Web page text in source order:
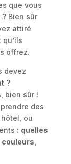
que vous
Bien sûr
attiré
offrez.
devez
?
bien sûr !
des
ou
: quelles